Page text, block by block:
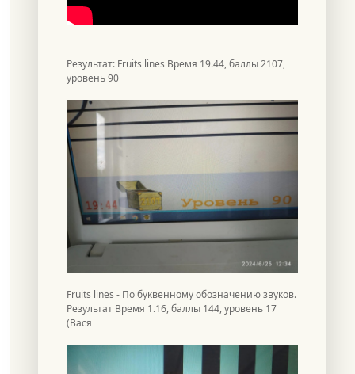
Результат: Fruits lines Время 19.44, баллы 2107,
уровень 90
Fruits lines - По буквенному обозначению звуков.
Результат Время 1.16, баллы 144, уровень 17
(Вася